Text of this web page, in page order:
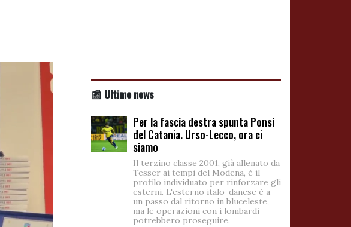
📰 Ultime news
Per la fascia destra spunta Ponsi
del Catania. Urso-Lecco, ora ci
siamo
Il terzino classe 2001, già allenato da
Tesser ai tempi del Modena, è il
profilo individuato per rinforzare gli
esterni. L'esterno italo-danese è a
un passo dal ritorno in bluceleste,
ma le operazioni con i lombardi
potrebbero proseguire.